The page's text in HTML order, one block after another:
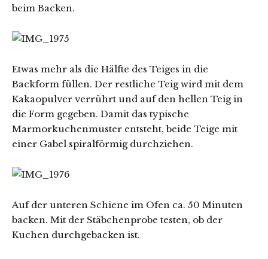
beim Backen.
Etwas mehr als die Hälfte des Teiges in die
Backform füllen. Der restliche Teig wird mit dem
Kakaopulver verrührt und auf den hellen Teig in
die Form gegeben. Damit das typische
Marmorkuchenmuster entsteht, beide Teige mit
einer Gabel spiralförmig durchziehen.
Auf der unteren Schiene im Ofen ca. 50 Minuten
backen. Mit der Stäbchenprobe testen, ob der
Kuchen durchgebacken ist.